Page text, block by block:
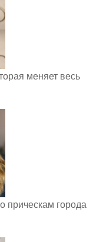
меняет весь
прическам города